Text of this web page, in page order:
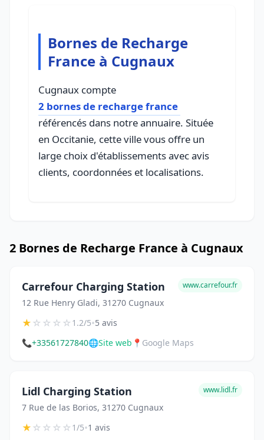
Bornes de Recharge
France à Cugnaux
Cugnaux compte
2 bornes de recharge france
référencés dans notre annuaire. Située
en Occitanie, cette ville vous offre un
large choix d'établissements avec avis
clients, coordonnées et localisations.
2 Bornes de Recharge France à Cugnaux
Carrefour Charging Station
12 Rue Henry Gladi, 31270 Cugnaux
www.carrefour.fr
★☆☆☆☆1.2/5•5 avis
📞+33561727840🌐Site web 📍 Google Maps
Lidl Charging Station
7 Rue de las Borios, 31270 Cugnaux
www.lidl.fr
★☆☆☆☆1/5•1 avis